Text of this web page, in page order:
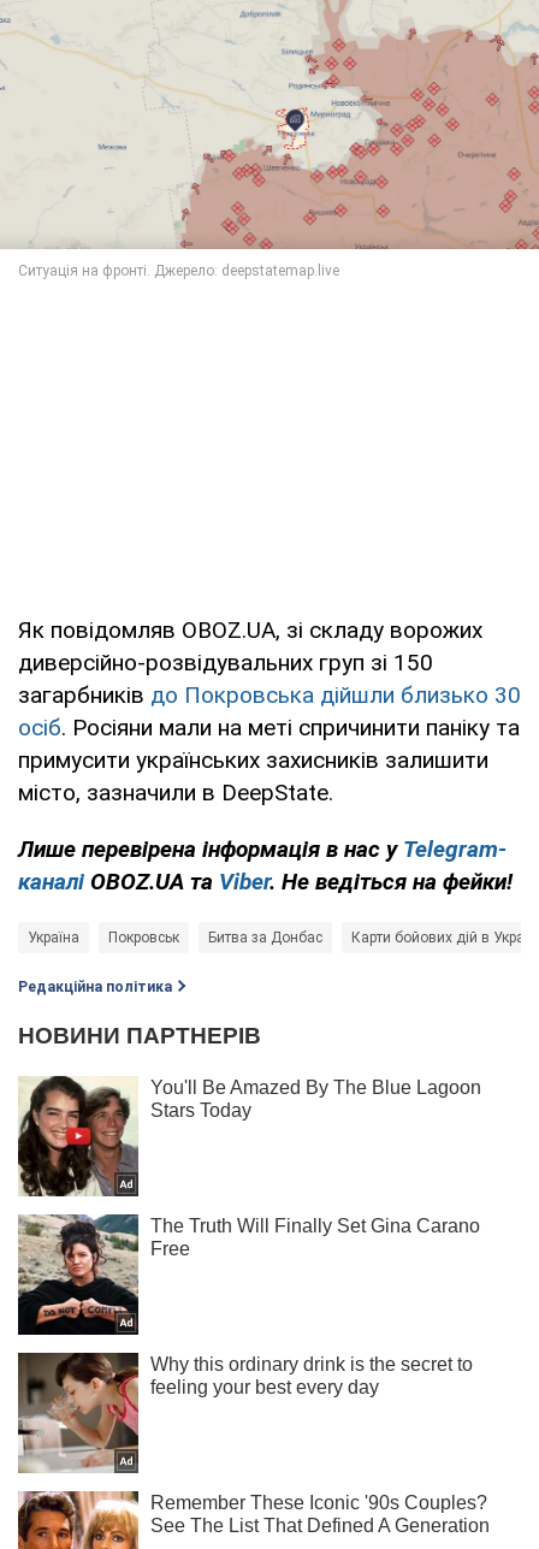
Як повідомляв OBOZ.UA, зі складу ворожих
диверсійно-розвідувальних груп зі 150
загарбників до Покровська дійшли близько 30
осіб. Росіяни мали на меті спричинити паніку та
примусити українських захисників залишити
місто, зазначили в DeepState.
Лише перевірена інформація в нас у Telegram-
каналі OBOZ.UA та Viber. Не ведіться на фейки!
Україна Покровськ Битва за Донбас Карти бойових дій в Україні
Редакційна політика